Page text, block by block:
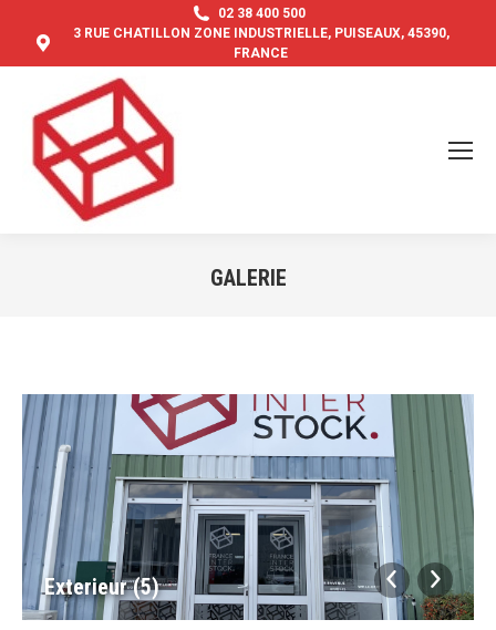
02 38 400 500
3 RUE CHATILLON ZONE INDUSTRIELLE, PUISEAUX, 45390,
FRANCE
GALERIE
Exterieur (5)